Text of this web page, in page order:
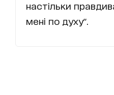
настільки
мені по духу".